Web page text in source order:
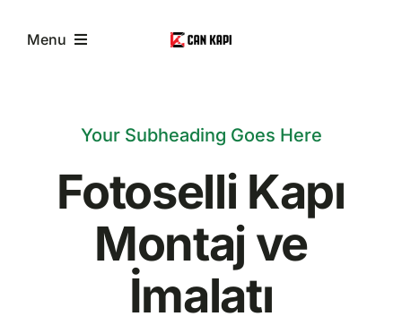
Menu
Hizmetlerimiz
Your Subheading Goes Here
Fotoselli Kapı
Montaj ve
İmalatı